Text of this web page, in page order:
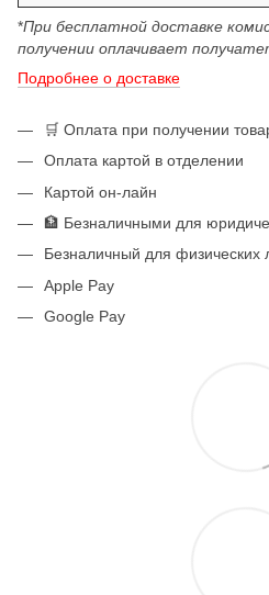
*При бесплатной доставке
получении оплачивает
Подробнее о доставке
🛒 Оплата при получении
Оплата картой в отделении
Картой он-лайн
🏦 Безналичными для
Безналичный для физических
Apple Pay
Google Pay